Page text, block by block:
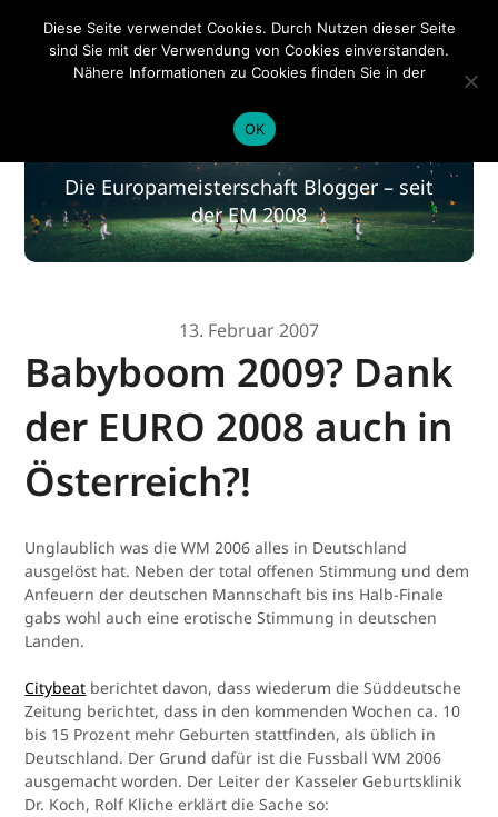
EM 2020
EM 2020
Die Europameisterschaft Blogger – seit
der EM 2008
13. Februar 2007
Babyboom 2009? Dank
der EURO 2008 auch in
Österreich?!
Unglaublich was die WM 2006 alles in Deutschland
ausgelöst hat. Neben der total offenen Stimmung und dem
Anfeuern der deutschen Mannschaft bis ins Halb-Finale
gabs wohl auch eine erotische Stimmung in deutschen
Landen.
Citybeat berichtet davon, dass wiederum die Süddeutsche
Zeitung berichtet, dass in den kommenden Wochen ca. 10
bis 15 Prozent mehr Geburten stattfinden, als üblich in
Deutschland. Der Grund dafür ist die Fussball WM 2006
ausgemacht worden. Der Leiter der Kasseler Geburtsklinik
Dr. Koch, Rolf Kliche erklärt die Sache so:
Diese Seite verwendet Cookies. Durch Nutzen dieser Seite
sind Sie mit der Verwendung von Cookies einverstanden.
Nähere Informationen zu Cookies finden Sie in der
OK